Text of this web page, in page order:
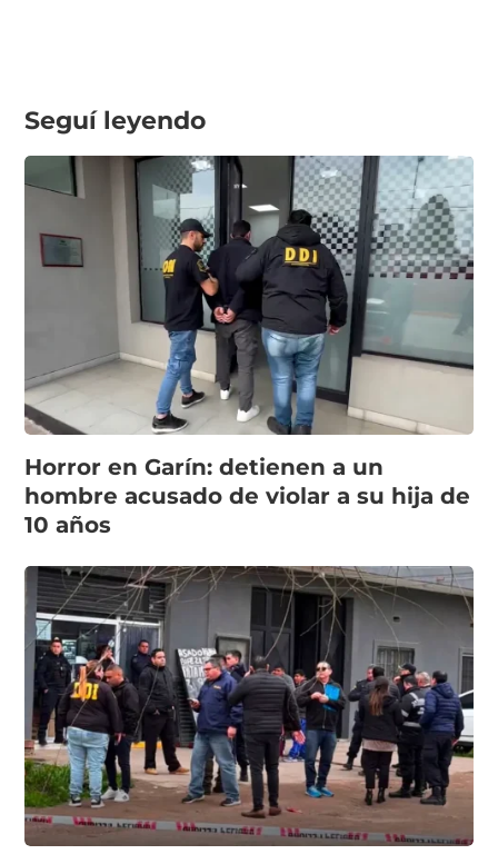
Seguí leyendo
Horror en Garín: detienen a un
hombre acusado de violar a su hija de
10 años